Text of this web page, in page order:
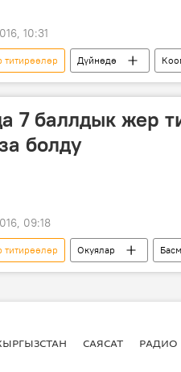
10:31
титирөөлөр Дүйнөдө
жер титирөө зилзала
7 баллдык жер
болду
09:18
титирөөлөр Окуялар
Япония жер титирөө
САЯСАТ РАДИО